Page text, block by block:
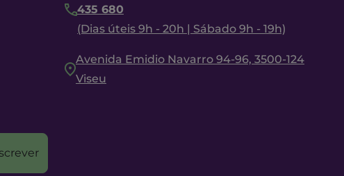
435 680
(Dias úteis 9h - 20h | Sábado 9h - 19h)
Avenida Emidio Navarro 94-96, 3500-124
Viseu